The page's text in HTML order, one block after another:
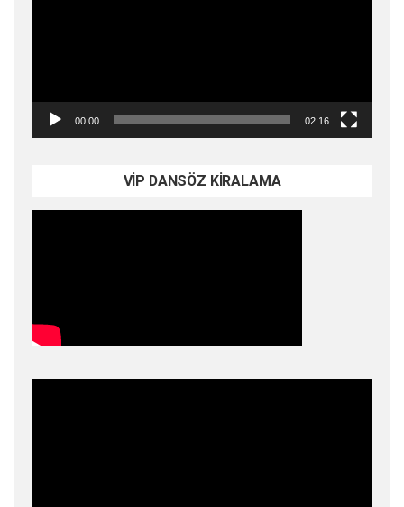
00:00 02:16
VİP DANSÖZ KİRALAMA